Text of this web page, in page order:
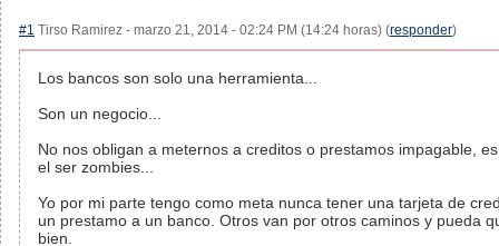
#1 Tirso Ramirez - marzo 21, 2014 - 02:24 PM (14:24 horas) (responder)
Los bancos son solo una herramienta...
Son un negocio...
No nos obligan a meternos a creditos o prestamos impagable,
el ser zombies...
Yo por mi parte tengo como meta nunca tener una tarjeta de
un prestamo a un banco. Otros van por otros caminos y pueda
bien.